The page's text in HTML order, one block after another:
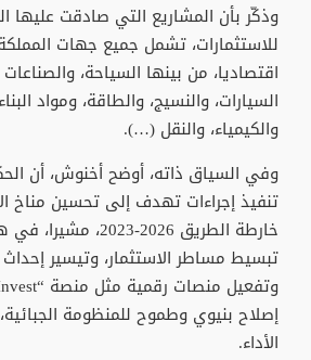
وذكّر بأن المشاريع التي صادقت عليها
اقتصاديا، من بينها السياحة،
السيارات، والنسيج، والطاقة، ومواد
والكيمياء، والنقل (…).
وفي السياق ذاته، أوضح أخنوش، أن
تنفيذ إجراءات تهدف إلى تحسين مناخ
خارطة الطريق 2026-
تبسيط مساطر الاستثمار، وتيسير إحداث
إصلاح بنيوي وطموح للمنظومة
الأداء.